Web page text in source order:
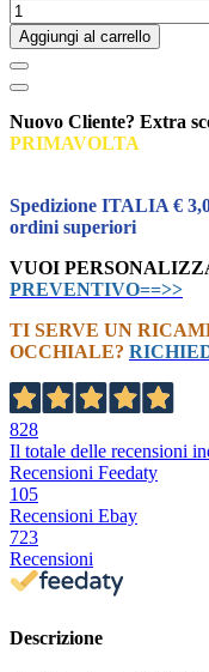
Aggiungi al carrello
Nuovo Cliente? Extra
PRIMAVOLTA
Spedizione ITALIA €
ordini superiori
VUOI
PREVENTIVO==>>
TI SERVE UN
OCCHIALE?
828
Il totale delle recensioni
Recensioni Feedaty
105
Recensioni Ebay
723
Recensioni
Descrizione